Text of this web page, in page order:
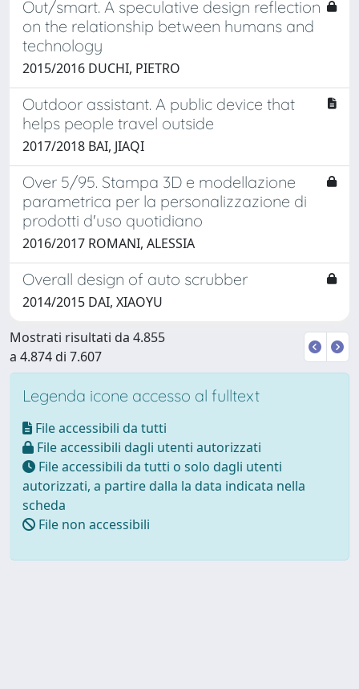
Out/smart. A speculative design reflection
on the relationship between humans and
technology
2015/2016 DUCHI, PIETRO
Outdoor assistant. A public device that
helps people travel outside
2017/2018 BAI, JIAQI
Over 5/95. Stampa 3D e modellazione
parametrica per la personalizzazione di
prodotti d'uso quotidiano
2016/2017 ROMANI, ALESSIA
Overall design of auto scrubber
2014/2015 DAI, XIAOYU
Mostrati risultati da 4.855
a 4.874 di 7.607
Legenda icone accesso al fulltext
File accessibili da tutti
File accessibili dagli utenti autorizzati
File accessibili da tutti o solo dagli utenti
autorizzati, a partire dalla la data indicata nella
scheda
File non accessibili